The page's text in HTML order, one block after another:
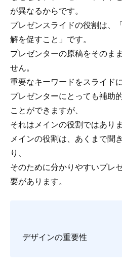
が異なるからです。
プレゼンスライドの役割は、
解を促すこと」です。
プレゼンターの原稿をそのま
せん。
重要なキーワードをスライド
プレゼンターにとっても補助
ことができますが、
それはメインの役割ではありま
メインの役割は、あくまで聞
り、
そのために分かりやすいプレ
要があります。
デザインの重要性